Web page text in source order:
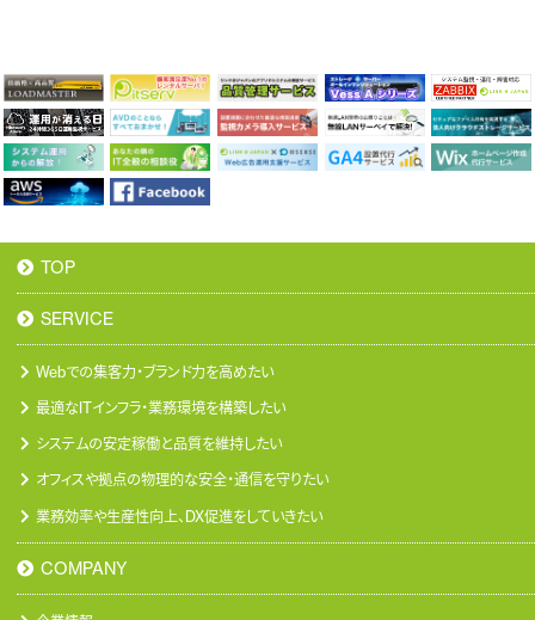
TOP
SERVICE
Webでの集客力・ブランド力を高めたい
最適なITインフラ・業務環境を構築したい
システムの安定稼働と品質を維持したい
オフィスや拠点の物理的な安全・通信を守りたい
業務効率や生産性向上、DX促進をしていきたい
COMPANY